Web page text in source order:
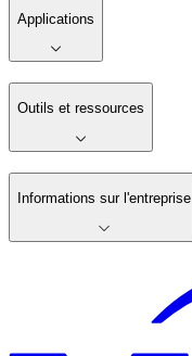
Applications
Outils et ressources
Informations sur l'entreprise